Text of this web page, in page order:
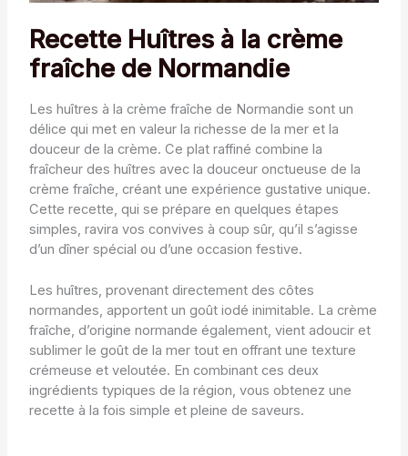
Recette Huîtres à la crème
fraîche de Normandie
Les huîtres à la crème fraîche de Normandie sont un
délice qui met en valeur la richesse de la mer et la
douceur de la crème. Ce plat raffiné combine la
fraîcheur des huîtres avec la douceur onctueuse de la
crème fraîche, créant une expérience gustative unique.
Cette recette, qui se prépare en quelques étapes
simples, ravira vos convives à coup sûr, qu’il s’agisse
d’un dîner spécial ou d’une occasion festive.
Les huîtres, provenant directement des côtes
normandes, apportent un goût iodé inimitable. La crème
fraîche, d’origine normande également, vient adoucir et
sublimer le goût de la mer tout en offrant une texture
crémeuse et veloutée. En combinant ces deux
ingrédients typiques de la région, vous obtenez une
recette à la fois simple et pleine de saveurs.